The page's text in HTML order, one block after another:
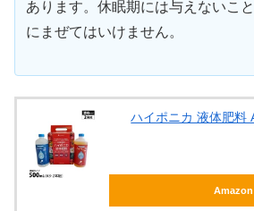
あります。休眠期には与えないこ
にまぜてはいけません。
ハイポニカ 液体肥料
Amazon